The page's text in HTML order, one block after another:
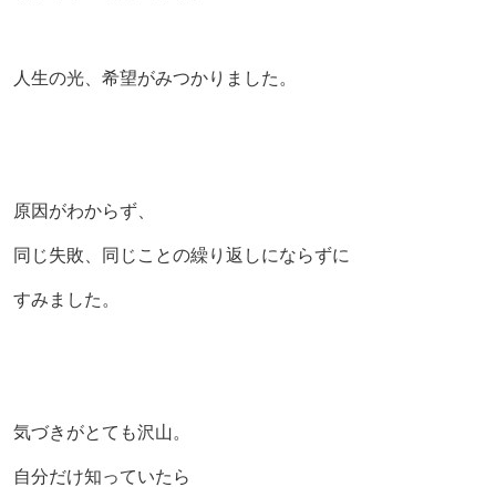
人生の光、希望がみつかりました。
原因がわからず、
同じ失敗、同じことの繰り返しにならずに
すみました。
気づきがとても沢山。
自分だけ知っていたら